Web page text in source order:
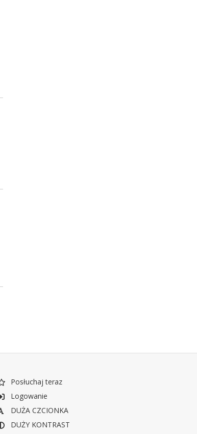
Posłuchaj teraz
Logowanie
DUŻA CZCIONKA
DUŻY KONTRAST